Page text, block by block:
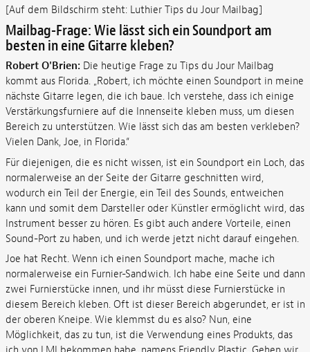
[Auf dem Bildschirm steht: Luthier Tips du Jour Mailbag]
Mailbag-Frage: Wie lässt sich ein Soundport am
besten in eine Gitarre kleben?
Robert O'Brien: Die heutige Frage zu Tips du Jour Mailbag
kommt aus Florida. „Robert, ich möchte einen Soundport in meine
nächste Gitarre legen, die ich baue. Ich verstehe, dass ich einige
Verstärkungsfurniere auf die Innenseite kleben muss, um diesen
Bereich zu unterstützen. Wie lässt sich das am besten verkleben?
Vielen Dank, Joe, in Florida.“
Für diejenigen, die es nicht wissen, ist ein Soundport ein Loch, das
normalerweise an der Seite der Gitarre geschnitten wird,
wodurch ein Teil der Energie, ein Teil des Sounds, entweichen
kann und somit dem Darsteller oder Künstler ermöglicht wird, das
Instrument besser zu hören. Es gibt auch andere Vorteile, einen
Sound-Port zu haben, und ich werde jetzt nicht darauf eingehen.
Joe hat Recht. Wenn ich einen Soundport mache, mache ich
normalerweise ein Furnier-Sandwich. Ich habe eine Seite und dann
zwei Furnierstücke innen, und ihr müsst diese Furnierstücke in
diesem Bereich kleben. Oft ist dieser Bereich abgerundet, er ist in
der oberen Kneipe. Wie klemmst du es also? Nun, eine
Möglichkeit, das zu tun, ist die Verwendung eines Produkts, das